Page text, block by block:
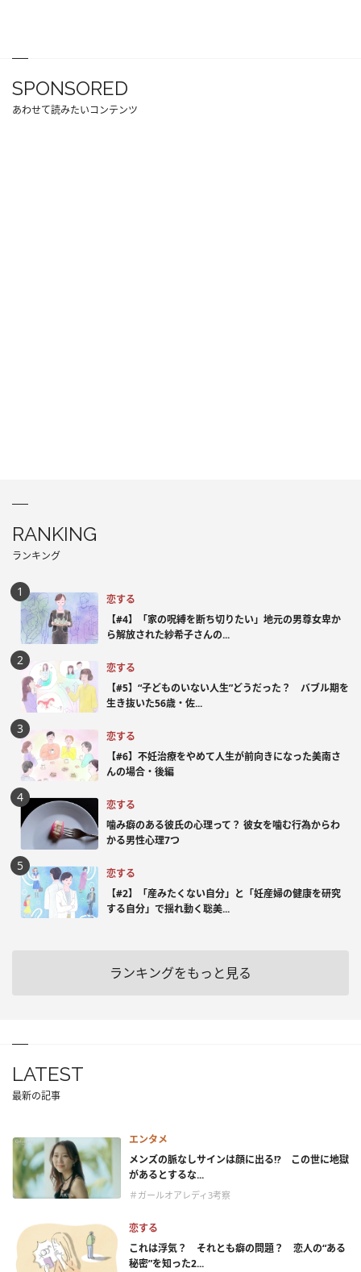
SPONSORED
あわせて読みたいコンテンツ
RANKING
ランキング
恋する
【#4】「家の呪縛を断ち切りたい」地元の男尊女卑か
ら解放された紗希子さんの...
恋する
【#5】“子どものいない人生”どうだった？ バブル期を
生き抜いた56歳・佐...
恋する
【#6】不妊治療をやめて人生が前向きになった美南さ
んの場合・後編
恋する
噛み癖のある彼氏の心理って？ 彼女を噛む行為からわ
かる男性心理7つ
恋する
【#2】「産みたくない自分」と「妊産婦の健康を研究
する自分」で揺れ動く聡美...
ランキングをもっと見る
LATEST
最新の記事
エンタメ
メンズの脈なしサインは顔に出る!? この世に地獄
があるとするな...
＃ガールオアレディ3考察
恋する
これは浮気？ それとも癖の問題？ 恋人の“ある
秘密”を知った2...